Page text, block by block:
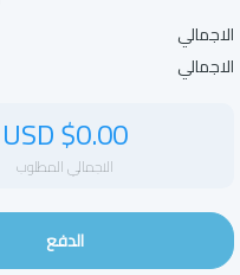
الاجمالي
الاجمالي
$0.00 USD
الاجمالي المطلوب
الدفع